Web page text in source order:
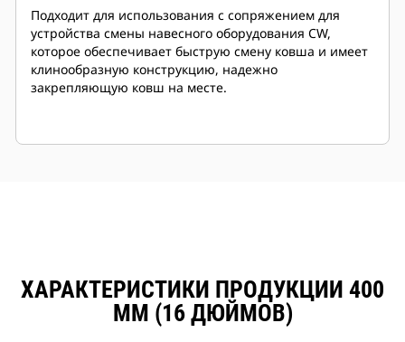
Подходит для использования с сопряжением для
устройства смены навесного оборудования CW,
которое обеспечивает быструю смену ковша и имеет
клинообразную конструкцию, надежно
закрепляющую ковш на месте.
ХАРАКТЕРИСТИКИ ПРОДУКЦИИ 400
ММ (16 ДЮЙМОВ)